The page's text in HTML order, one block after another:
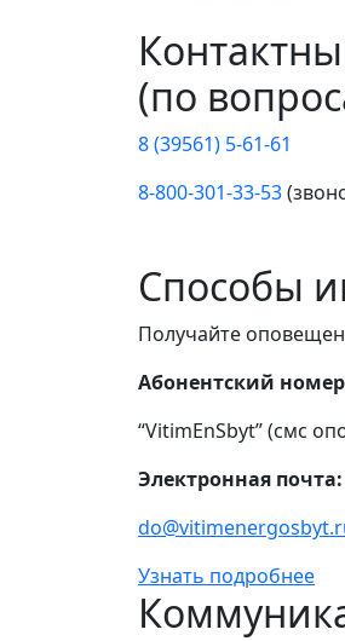
(по
8 (39561) 5-61-61
8-800-301-33-53
Способы
Получайте
Абонентский
“VitimEnSbyt” (смс
Электронная почта:
Узнать подробнее